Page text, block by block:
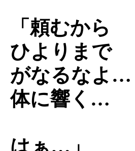
「頼むから
ひよりまで
がなるなよ…
体に響く…
はぁ…」